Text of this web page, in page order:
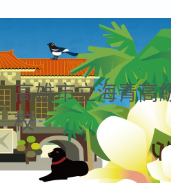
高雄市立海青高
校